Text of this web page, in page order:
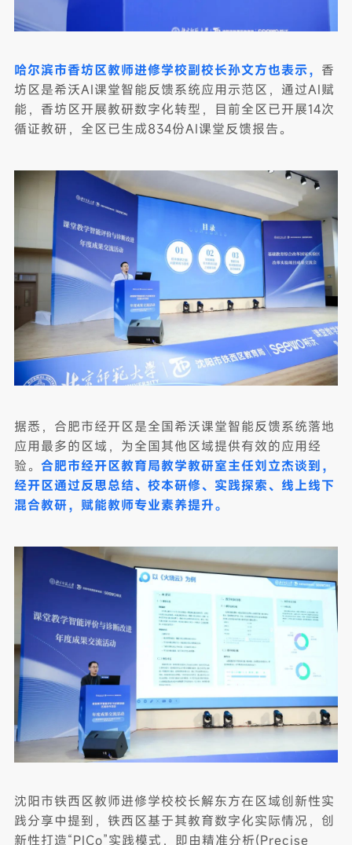
哈尔滨市香坊区教师进修学校副校长孙文方也表示， 香
坊区是希沃AI课堂智能反馈系统应用示范区，通过AI赋
能，香坊区开展教研数字化转型，目前全区已开展14次
循证教研，全区已生成834份AI课堂反馈报告。
据悉，合肥市经开区是全国希沃课堂智能反馈系统落地
应用最多的区域，为全国其他区域提供有效的应用经
验。 合肥市经开区教育局教学教研室主任刘立杰谈到，
经开区通过反思总结、校本研修、实践探索、线上线下
混合教研，赋能教师专业素养提升。
沈阳市铁西区教师进修学校校长解东方在区域创新性实
践分享中提到，铁西区基于其教育数字化实际情况，创
新性打造“PICo”实践模式，即由精准分析(Precise